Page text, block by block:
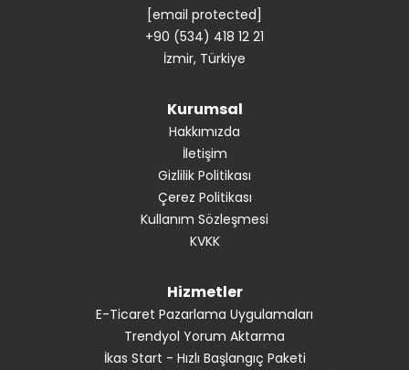
[email protected]
+90 (534) 418 12 21
İzmir, Türkiye
Kurumsal
Hakkımızda
İletişim
Gizlilik Politikası
Çerez Politikası
Kullanım Sözleşmesi
KVKK
Hizmetler
E-Ticaret Pazarlama Uygulamaları
Trendyol Yorum Aktarma
İkas Start - Hızlı Başlangıç Paketi